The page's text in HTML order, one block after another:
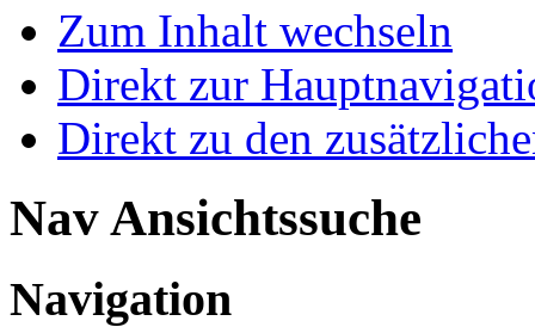
Zum Inhalt wechseln
Direkt zur
Direkt zu den
Nav Ansichtssuche
Navigation